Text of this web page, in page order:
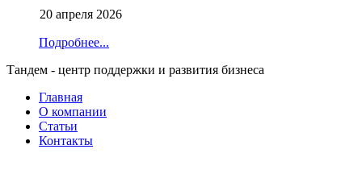
20 апреля 2026
Подробнее...
Тандем - центр поддержки и развития бизнеса
Главная
О компании
Статьи
Контакты